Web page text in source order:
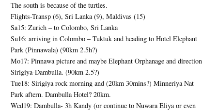
The south is because of the turtles.
Flights-Transp (6), Sri Lanka (9), Maldivas (15)
Sa15: Zurich – to Colombo, Sri Lanka
Su16: arriving in Colombo – Tuktuk and heading to Hotel Elephant
Park (Pinnawala) (90km 2.5h?)
Mo17: Pinnawa picture and maybe Elephant Orphanage and direction
Sirigiya-Dambulla. (90km 2.5?)
Tue18: Sirigiya rock morning and (20km 30mins?) Minneriya Nat
Park aftern. Dambulla Hotel? 20km.
Wed19: Dambulla- 3h Kandy (or continue to Nuwara Eliya or even